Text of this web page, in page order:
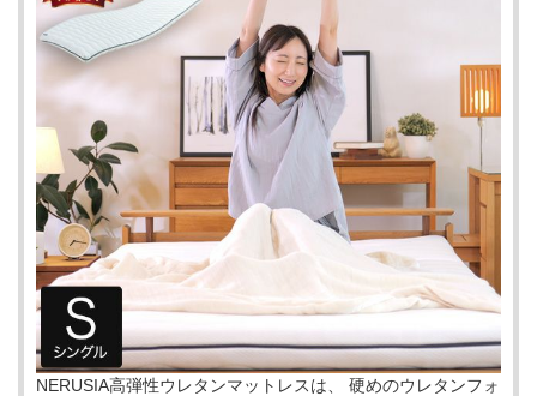
NERUSIA高弾性ウレタンマットレスは、 硬めのウレタンフォ